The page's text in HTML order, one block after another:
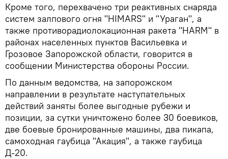
Кроме того, перехвачено три реактивных снаряда
систем залпового огня "HIMARS" и "Ураган", а
также противорадиолокационная ракета "HARM" в
районах населенных пунктов Васильевка и
Грозовое Запорожской области, говорится в
сообщении Министерства обороны России.
По данным ведомства, на запорожском
направлении в результате наступательных
действий заняты более выгодные рубежи и
позиции, за сутки уничтожено более 30 боевиков,
две боевые бронированные машины, два пикапа,
самоходная гаубица "Акация", а также гаубица
Д-20.